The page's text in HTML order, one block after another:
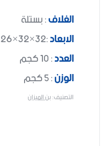
الغلاف: بستلة
الابعاد:32×32×5.26
العدد: 10 كجم
الوزن: 5 كجم
التصنيف:بن الميزان